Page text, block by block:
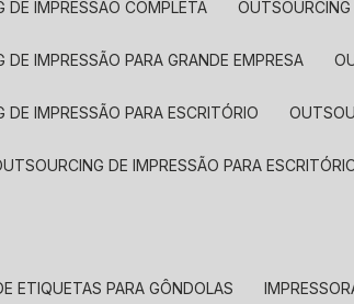
DE IMPRESSÃO COMPLETA
DE IMPRESSÃO PARA GRANDE EMPRESA
DE IMPRESSÃO PARA ESCRITÓRIO
DE IMPRESSÃO PARA
ETIQUETAS PARA GÔNDOLAS